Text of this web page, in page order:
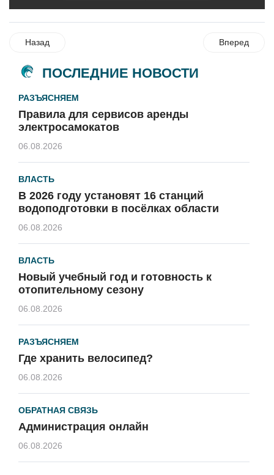
Назад Вперед
ПОСЛЕДНИЕ НОВОСТИ
РАЗЪЯСНЯЕМ
Правила для сервисов аренды
электросамокатов
06.08.2026
ВЛАСТЬ
В 2026 году установят 16 станций
водоподготовки в посёлках области
06.08.2026
ВЛАСТЬ
Новый учебный год и готовность к
отопительному сезону
06.08.2026
РАЗЪЯСНЯЕМ
Где хранить велосипед?
06.08.2026
ОБРАТНАЯ СВЯЗЬ
Администрация онлайн
06.08.2026